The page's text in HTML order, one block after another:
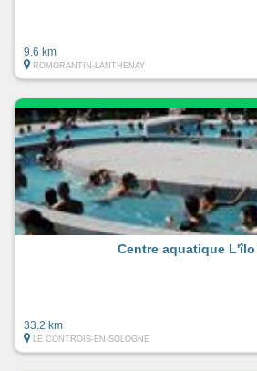
9.6 km
ROMORANTIN-LANTHENAY
Centre aquatique
33.2 km
LE CONTROIS-EN-SOLOGNE